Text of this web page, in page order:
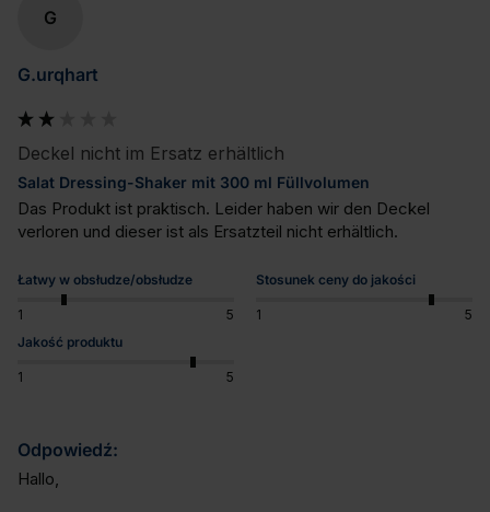
G
G.urqhart
Deckel nicht im Ersatz erhältlich
Salat Dressing-Shaker mit 300 ml Füllvolumen
Das Produkt ist praktisch. Leider haben wir den Deckel
verloren und dieser ist als Ersatzteil nicht erhältlich.
Łatwy w obsłudze/obsłudze
1 5
Stosunek ceny do jakości
1
5
Jakość produktu
1 5
Odpowiedź:
Hallo,